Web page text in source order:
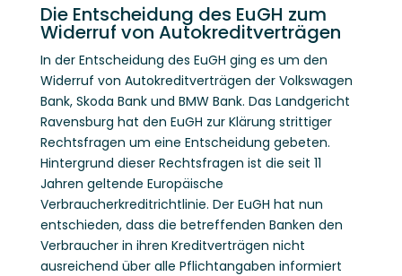
Die Entscheidung des EuGH zum
Widerruf von Autokreditverträgen
In der Entscheidung des EuGH ging es um den
Widerruf von Autokreditverträgen der Volkswagen
Bank, Skoda Bank und BMW Bank. Das Landgericht
Ravensburg hat den EuGH zur Klärung strittiger
Rechtsfragen um eine Entscheidung gebeten.
Hintergrund dieser Rechtsfragen ist die seit 11
Jahren geltende Europäische
Verbraucherkreditrichtlinie. Der EuGH hat nun
entschieden, dass die betreffenden Banken den
Verbraucher in ihren Kreditverträgen nicht
ausreichend über alle Pflichtangaben informiert